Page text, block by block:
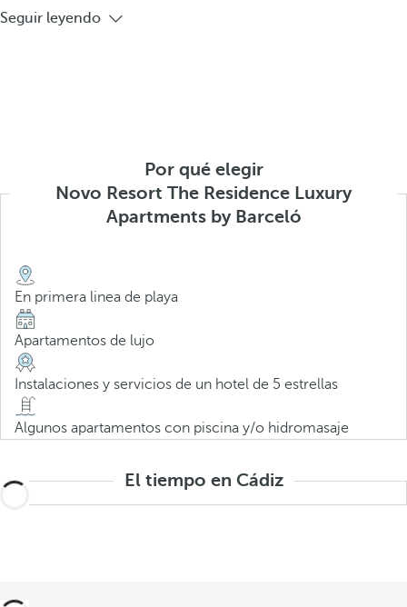
Seguir leyendo
Por qué elegir
Novo Resort The Residence Luxury
Apartments by Barceló
En primera linea de playa
Apartamentos de lujo
Instalaciones y servicios de un hotel de 5 estrellas
Algunos apartamentos con piscina y/o hidromasaje
El tiempo en Cádiz